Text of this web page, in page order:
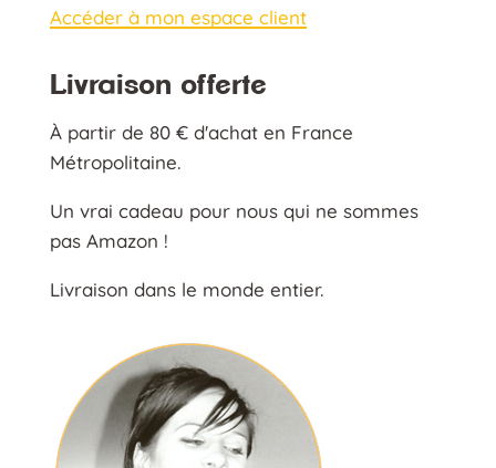
Accéder à mon espace client
Livraison offerte
À partir de 80 € d'achat en France
Métropolitaine.
Un vrai cadeau pour nous qui ne sommes
pas Amazon !
Livraison dans le monde entier.